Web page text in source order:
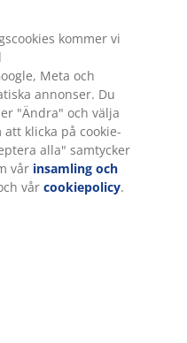
kommer vi
Meta och
annonser. Du
"Ändra" och välja
klicka på cookie-
alla" samtycker
vår insamling och
vår cookiepolicy.